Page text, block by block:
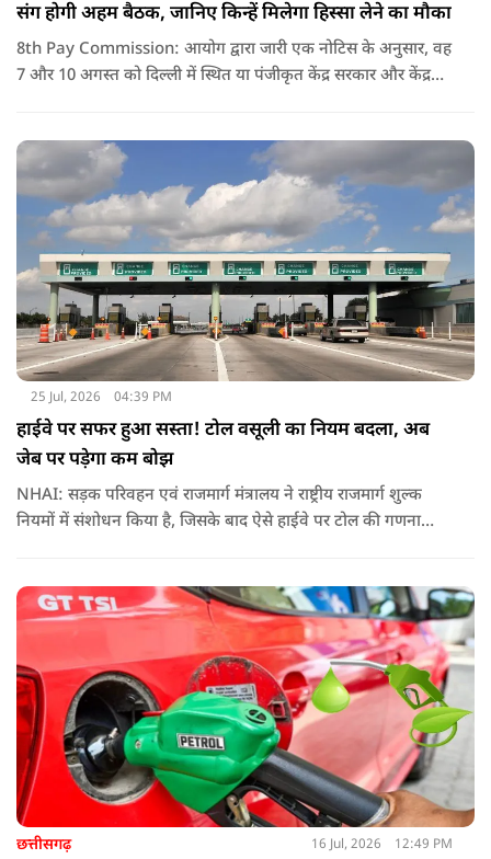
संग होगी अहम बैठक, जानिए किन्हें मिलेगा हिस्सा लेने का मौका
8th Pay Commission: आयोग द्वारा जारी एक नोटिस के अनुसार, वह
7 और 10 अगस्त को दिल्ली में स्थित या पंजीकृत केंद्र सरकार और केंद्र
25 Jul, 2026 04:39 PM
हाईवे पर सफर हुआ सस्ता! टोल वसूली का नियम बदला, अब
जेब पर पड़ेगा कम बोझ
NHAI: सड़क परिवहन एवं राजमार्ग मंत्रालय ने राष्ट्रीय राजमार्ग शुल्क
नियमों में संशोधन किया है, जिसके बाद ऐसे हाईवे पर टोल की गणना
छत्तीसगढ़ 16 Jul, 2026 12:49 PM